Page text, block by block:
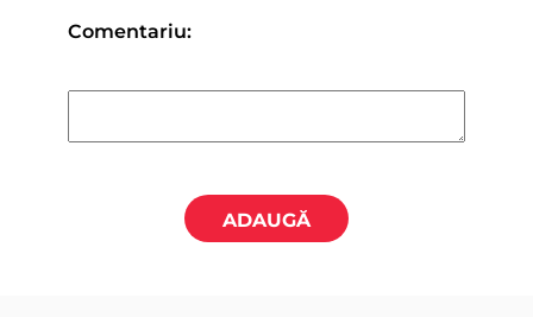
Comentariu:
ADAUGĂ